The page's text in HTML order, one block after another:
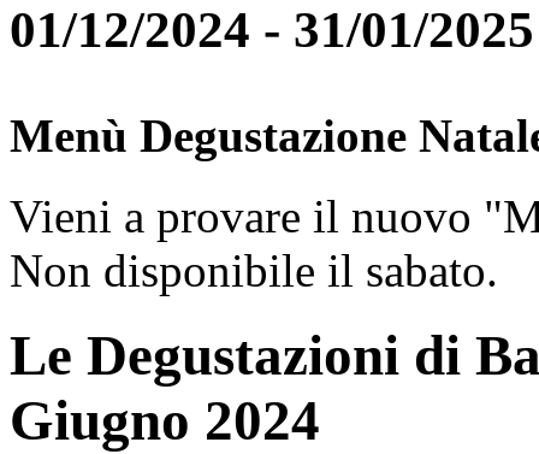
01/12/2024 - 31/01/2025
Menù Degustazione
Vieni a provare il nuovo
Non disponibile il sabato.
Le Degustazioni di
Giugno 2024